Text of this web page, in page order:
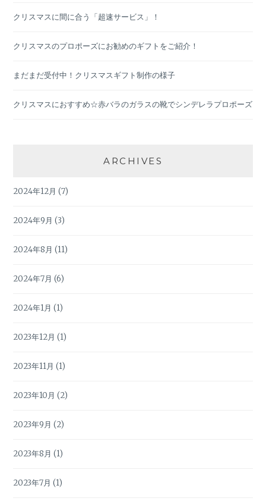
クリスマスに間に合う「超速サービス」！
クリスマスのプロポーズにお勧めのギフトをご紹介！
まだまだ受付中！クリスマスギフト制作の様子
クリスマスにおすすめ☆赤バラのガラスの靴でシンデレラプロポーズ
ARCHIVES
2024年12月 (7)
2024年9月 (3)
2024年8月 (11)
2024年7月 (6)
2024年1月 (1)
2023年12月 (1)
2023年11月 (1)
2023年10月 (2)
2023年9月 (2)
2023年8月 (1)
2023年7月 (1)